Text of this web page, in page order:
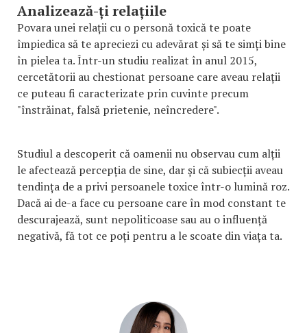
Analizează-ți relațiile
Povara unei relații cu o personă toxică te poate
împiedica să te apreciezi cu adevărat și să te simți bine
în pielea ta. Într-un studiu realizat în anul 2015,
cercetătorii au chestionat persoane care aveau relații
ce puteau fi caracterizate prin cuvinte precum
"înstrăinat, falsă prietenie, neîncredere".
Studiul a descoperit că oamenii nu observau cum alții
le afectează percepția de sine, dar și că subiecții aveau
tendința de a privi persoanele toxice într-o lumină roz.
Dacă ai de-a face cu persoane care în mod constant te
descurajează, sunt nepoliticoase sau au o influență
negativă, fă tot ce poți pentru a le scoate din viața ta.